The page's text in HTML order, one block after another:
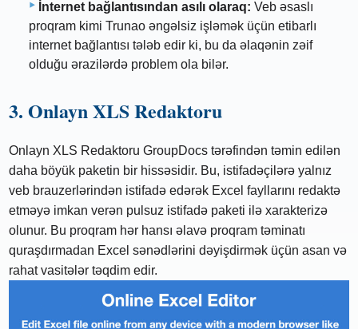
İnternet bağlantısından asılı olaraq: Veb əsaslı
proqram kimi Trunao əngəlsiz işləmək üçün etibarlı
internet bağlantısı tələb edir ki, bu da əlaqənin zəif
olduğu ərazilərdə problem ola bilər.
3. Onlayn XLS Redaktoru
Onlayn XLS Redaktoru GroupDocs tərəfindən təmin edilən
daha böyük paketin bir hissəsidir. Bu, istifadəçilərə yalnız
veb brauzerlərindən istifadə edərək Excel fayllarını redaktə
etməyə imkan verən pulsuz istifadə paketi ilə xarakterizə
olunur. Bu proqram hər hansı əlavə proqram təminatı
quraşdırmadan Excel sənədlərini dəyişdirmək üçün asan və
rahat vasitələr təqdim edir.